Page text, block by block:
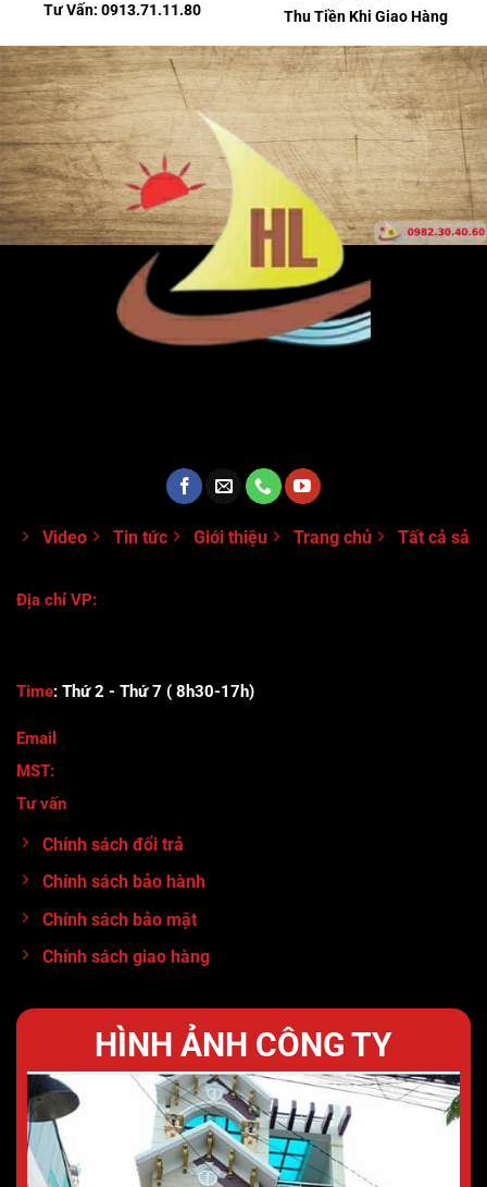
Tư Vấn: 0913.71.11.80
Thu Tiền Khi Giao Hàng
Video Tin tức Giới thiệu Trang chủ Tất cả sản
Địa chỉ VP:
Time: Thứ 2 - Thứ 7 ( 8h30-17h)
Email
MST:
Tư vấn
Chính sách đổi trả
Chính sách bảo hành
Chính sách bảo mật
Chính sách giao hàng
HÌNH ẢNH CÔNG TY